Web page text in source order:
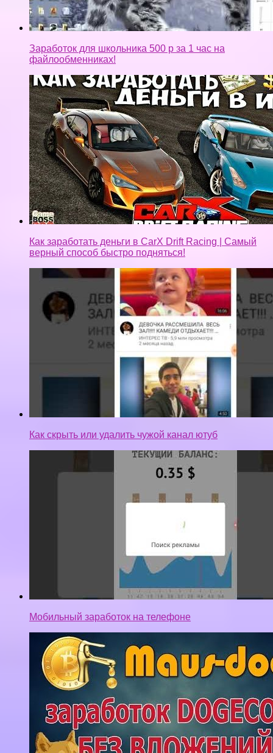
Заработок для школьника 500 р за 1 час на
файлообменниках!
Как заработать деньги в CarX Drift Racing | Самый
верный способ быстро подняться!
Как скрыть или удалить чужой канал ютуб
Мобильный заработок на телефоне